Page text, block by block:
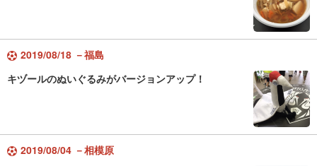
2019/08/18 －福島
キヅールのぬいぐるみがバージョンアップ！
2019/08/04 －相模原